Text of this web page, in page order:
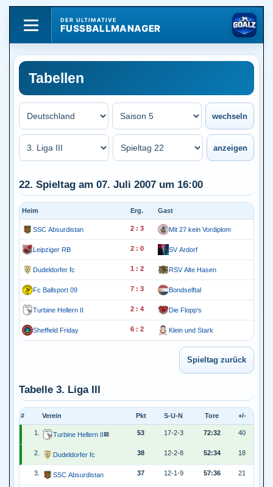
DER ULTIMATIVE
FUSSBALLMANAGER
Tabellen
22. Spieltag am 07. Juli 2007 um 16:00
Heim Erg. Gast
SSC Absurdistan 2 : 3 Mit 27 kein Vordiplom
Leipziger RB 2 : 0 SV Ardorf
Dudeldorfer fc 1 : 2 RSV Alte Hasen
Fc Ballsport 09 7 : 3 Bondselftal
Turbine Hellern II 2 : 4 Die Flopp‘s
Sheffield Friday 6 : 2 Klein und Stark
Tabelle 3. Liga III
# Verein Pkt S-U-N Tore +/-
1. Turbine Hellern II 🟥 53 17-2-3 72:32 40
2. Dudeldorfer fc 38 12-2-8 52:34 18
3. SSC Absurdistan 37 12-1-9 57:36 21